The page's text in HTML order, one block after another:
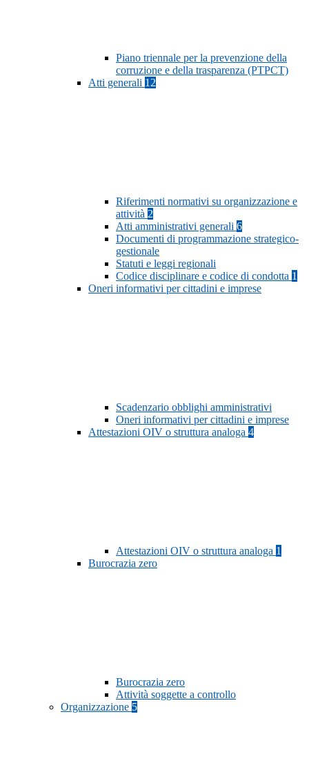
Piano triennale per la prevenzione della
corruzione e della trasparenza (PTPCT)
Atti generali 12
Riferimenti normativi su organizzazione e
attività 2
Atti amministrativi generali 6
Documenti di programmazione strategico-
gestionale
Statuti e leggi regionali
Codice disciplinare e codice di condotta 1
Oneri informativi per cittadini e imprese
Scadenzario obblighi amministrativi
Oneri informativi per cittadini e imprese
Attestazioni OIV o struttura analoga 4
Attestazioni OIV o struttura analoga 1
Burocrazia zero
Burocrazia zero
Attività soggette a controllo
Organizzazione 5